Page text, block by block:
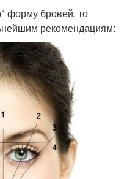
форму бровей, то
рекомендациям: